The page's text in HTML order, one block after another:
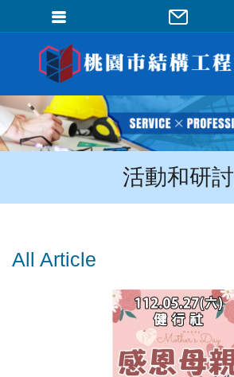
活動和研討
All Article
加入會員
忘記密碼
密碼修改
填寫匯款通知